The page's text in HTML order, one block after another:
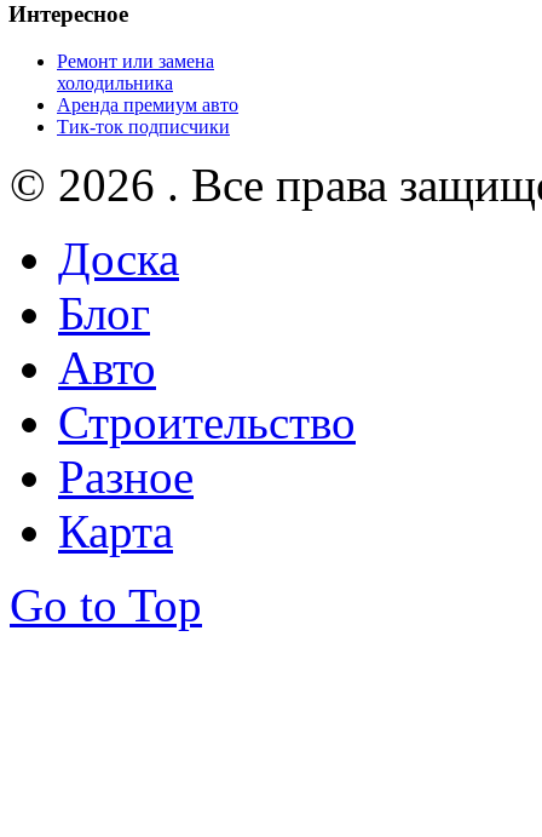
Интересное
Ремонт или замена
холодильника
Аренда премиум авто
Тик-ток подписчики
© 2026 . Все права
Доска
Блог
Авто
Строительство
Разное
Карта
Go to Top